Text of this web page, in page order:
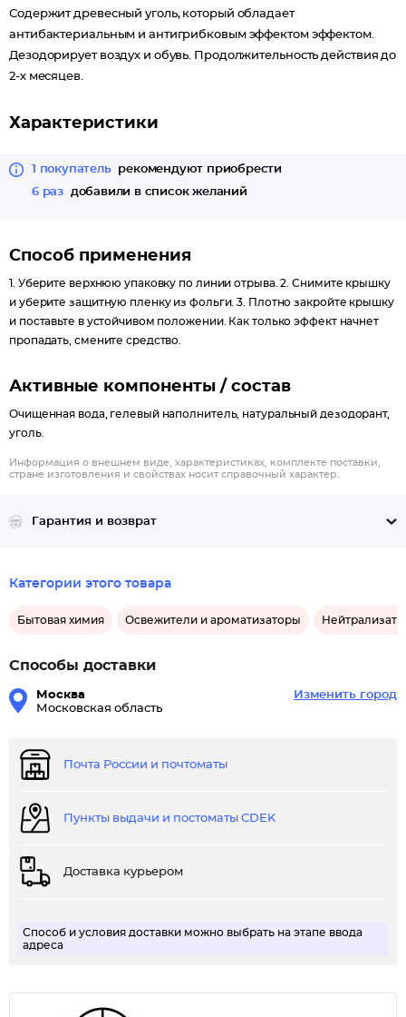
Содержит древесный уголь, который обладает
антибактериальным и антигрибковым эффектом эффектом.
Дезодорирует воздух и обувь. Продолжительность действия до
2-х месяцев.
Характеристики
1 покупатель
рекомендуют приобрести
6 раз
добавили в список желаний
Способ применения
1. Уберите верхнюю упаковку по линии отрыва. 2. Снимите крышку
и уберите защитную пленку из фольги. 3. Плотно закройте крышку
и поставьте в устойчивом положении. Как только эффект начнет
пропадать, смените средство.
Активные компоненты / состав
Очищенная вода, гелевый наполнитель, натуральный дезодорант,
уголь.
Информация о внешнем виде, характеристиках, комплекте поставки,
стране изготовления и свойствах носит справочный характер.
Гарантия и возврат
Категории этого товара
Бытовая химия Освежители и ароматизаторы
Способы доставки
Москва
Московская область
Изменить город
Почта России и почтоматы
Пункты выдачи и постоматы CDEK
Доставка курьером
Способ и условия доставки можно выбрать на этапе ввода
адреса